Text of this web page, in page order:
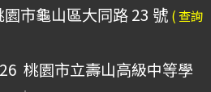
市龜山區大同路 23 號 ( 查詢
桃園市立壽山高級中等學